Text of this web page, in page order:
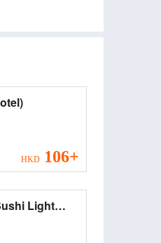
Hotel)
HKD 106+
East